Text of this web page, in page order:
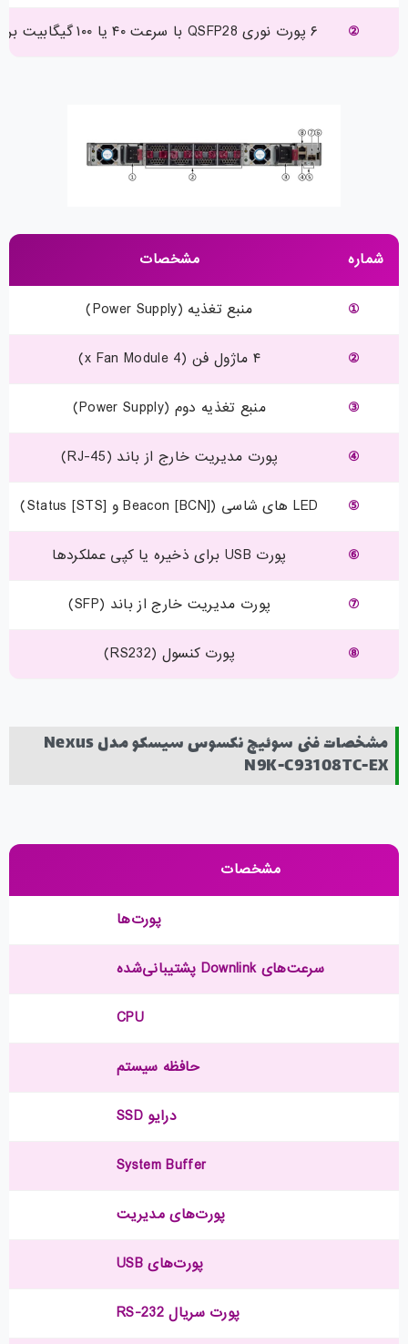
② ۶ پورت نوری QSFP28 با سرعت ۴۰ یا ۱۰۰ گیگابیت برای اتصال uplink به سوئیچ‌های aggregation
شماره مشخصات
① منبع تغذیه (Power Supply)
② ۴ ماژول فن (4 x Fan Module)
③ منبع تغذیه دوم (Power Supply)
④ پورت مدیریت خارج از باند (RJ-45)
⑤ LED های شاسی (Beacon [BCN] و Status [STS])
⑥ پورت USB برای ذخیره یا کپی عملکردها
⑦ پورت مدیریت خارج از باند (SFP)
⑧ پورت کنسول (RS232)
مشخصات فنی سوئیچ نکسوس سیسکو مدل Nexus
N9K-C93108TC-EX
مشخصات
پورت‌ها
سرعت‌های Downlink پشتیبانی‌شده
CPU
حافظه سیستم
درایو SSD
System Buffer
پورت‌های مدیریت
پورت‌های USB
پورت سریال RS-232